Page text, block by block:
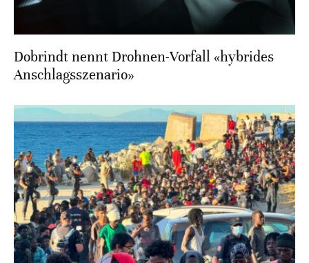
Dobrindt nennt Drohnen-Vorfall «hybrides
Anschlagsszenario»